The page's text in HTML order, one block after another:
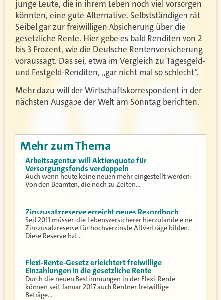
junge Leute, die in ihrem Leben noch viel vorsorgen
könnten, eine gute Alternative. Selbstständigen rät
Seibel gar zur freiwilligen Absicherung über die
gesetzliche Rente. Hier gebe es bald Renditen von 2
bis 3 Prozent, wie die Deutsche Rentenversicherung
voraussagt. Das sei, etwa im Vergleich zu Tagesgeld-
und Festgeld-Renditen, „gar nicht mal so schlecht“.
Mehr dazu will der Wirtschaftskorrespondent in der
nächsten Ausgabe der Welt am Sonntag berichten.
Mehr zum Thema
Arbeitsagentur will Aktienquote für
Versorgungsfonds verdoppeln
Auch wenn heute keine neuen mehr eingestellt werden:
Von den Beamten, die noch zu Zeiten…
Zinszusatzreserve erreicht neues Rekordhoch
Seit 2011 müssen die Lebensversicherer hierzulande eine
Zinszusatzreserve für hochverzinste Altverträge bilden.
Diese Reserve hat…
Flexi-Rente-Gesetz erleichtert freiwillige
Einzahlungen in die gesetzliche Rente
Durch die neuen Bestimmungen in der Flexi-Rente
können seit Januar 2017 auch Rentner freiwillige
Beträge…